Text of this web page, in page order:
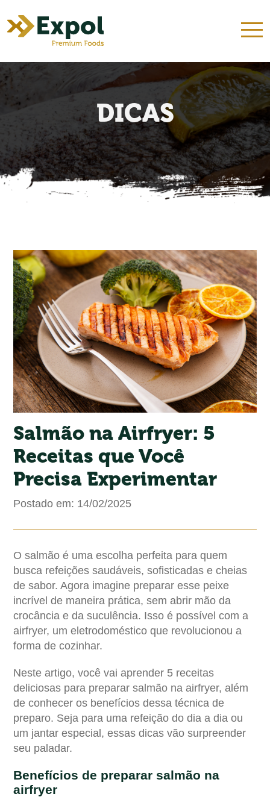
QUEM SOMOS NOSSOS KITS
DICAS
DICAS
Salmão na Airfryer: 5
Receitas que Você
Precisa Experimentar
Postado em: 14/02/2025
O salmão é uma escolha perfeita para quem
busca refeições saudáveis, sofisticadas e cheias
de sabor. Agora imagine preparar esse peixe
incrível de maneira prática, sem abrir mão da
crocância e da suculência. Isso é possível com a
airfryer, um eletrodoméstico que revolucionou a
forma de cozinhar.
Neste artigo, você vai aprender 5 receitas
deliciosas para preparar salmão na airfryer, além
de conhecer os benefícios dessa técnica de
preparo. Seja para uma refeição do dia a dia ou
um jantar especial, essas dicas vão surpreender
seu paladar.
Benefícios de preparar salmão na
airfryer